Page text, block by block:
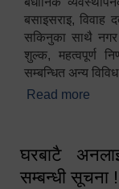
बसाइसराइ, विवाह
सकिनुका साथै नगर
शुल्क, महत्वपूर्ण
सम्बन्धित अन्य
Read more
घरबाटै
सम्बन्धी सूचना